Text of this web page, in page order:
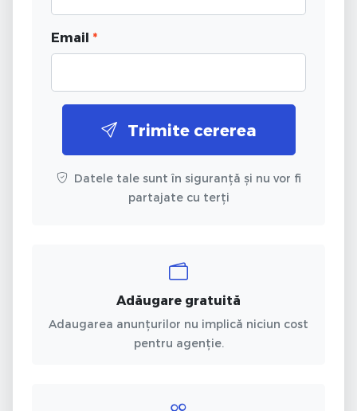
Email *
Trimite cererea
Datele tale sunt în siguranță și nu vor fi
partajate cu terți
Adăugare gratuită
Adaugarea anunțurilor nu implică niciun cost
pentru agenție.